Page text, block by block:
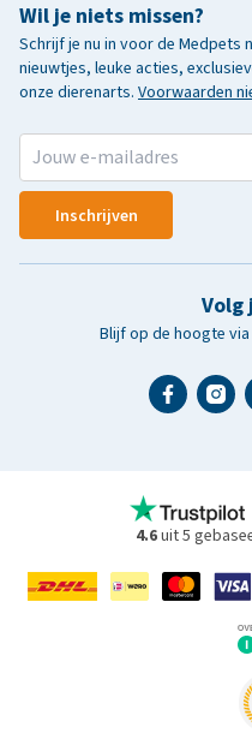
Wil je niets missen?
Schrijf je nu in voor de Medpets
nieuwtjes, leuke acties,
onze dierenarts. Voorwaarden
Inschrijven
Volg
Blijf op de hoogte
4.6uit 5